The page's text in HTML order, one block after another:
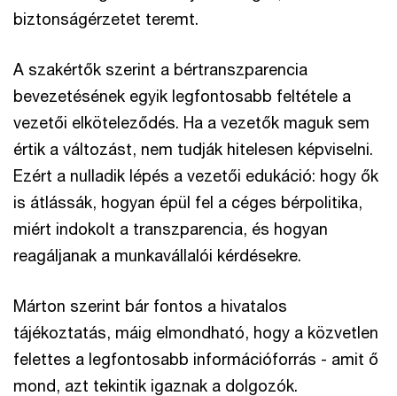
biztonságérzetet teremt.
A szakértők szerint a bértranszparencia
bevezetésének egyik legfontosabb feltétele a
vezetői elköteleződés. Ha a vezetők maguk sem
értik a változást, nem tudják hitelesen képviselni.
Ezért a nulladik lépés a vezetői edukáció: hogy ők
is átlássák, hogyan épül fel a céges bérpolitika,
miért indokolt a transzparencia, és hogyan
reagáljanak a munkavállalói kérdésekre.
Márton szerint bár fontos a hivatalos
tájékoztatás, máig elmondható, hogy a közvetlen
felettes a legfontosabb információforrás - amit ő
mond, azt tekintik igaznak a dolgozók.